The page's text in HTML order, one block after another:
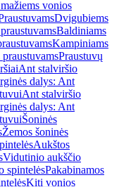
vonios
Dvigubiems
Baldiniams
Kampiniams
Praustuvų
Ant stalviršio
dalys: Ant
Ant stalviršio
dalys: Ant
Šoninės
Žemos šoninės
Aukštos
Vidutinio aukščio
spintelėsPakabinamos
Kiti vonios